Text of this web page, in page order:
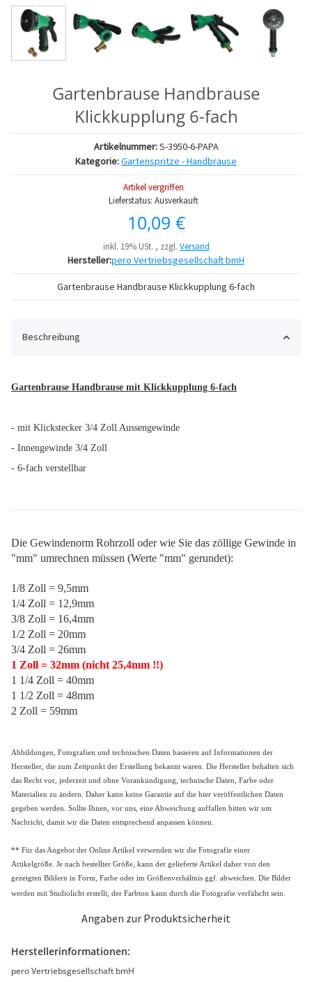
Gartenbrause Handbrause
Klickkupplung 6-fach
Artikelnummer:S-3950-6-PAPA
Kategorie:Gartenspritze - Handbrause
Artikel vergriffen
Lieferstatus: Ausverkauft
10,09 €
inkl. 19% USt. , zzgl. Versand
Hersteller:pero Vertriebsgesellschaft bmH
Gartenbrause Handbrause Klickkupplung 6-fach
Beschreibung
Gartenbrause Handbrause mit Klickkupplung 6-fach
- mit Klickstecker 3/4 Zoll Aussengewinde
- Innengewinde 3/4 Zoll
- 6-fach verstellbar
Die Gewindenorm Rohrzoll oder wie Sie das zöllige Gewinde in
"mm" umrechnen müssen (Werte "mm" gerundet):
1/8 Zoll = 9,5mm
1/4 Zoll = 12,9mm
3/8 Zoll = 16,4mm
1/2 Zoll = 20mm
3/4 Zoll = 26mm
1 Zoll = 32mm (nicht 25,4mm !!)
1 1/4 Zoll = 40mm
1 1/2 Zoll = 48mm
2 Zoll = 59mm
Abbildungen, Fotografien und technischen Daten basieren auf Informationen der
Hersteller, die zum Zeitpunkt der Erstellung bekannt waren. Die Hersteller behalten sich
das Recht vor, jederzeit und ohne Vorankündigung, technische Daten, Farbe oder
Materialien zu ändern. Daher kann keine Garantie auf die hier veröffentlichen Daten
gegeben werden. Sollte Ihnen, vor uns, eine Abweichung auffallen bitten wir um
Nachricht, damit wir die Daten entsprechend anpassen können.
** Für das Angebot der Online Artikel verwenden wir die Fotografie einer
Artikelgröße. Je nach bestellter Größe, kann der gelieferte Artikel daher von den
gezeigten Bildern in Form, Farbe oder im Größenverhältnis ggf. abweichen. Die Bilder
werden mit Studiolicht erstellt, der Farbton kann durch die Fotografie verfälscht sein.
Angaben zur Produktsicherheit
Herstellerinformationen:
pero Vertriebsgesellschaft bmH